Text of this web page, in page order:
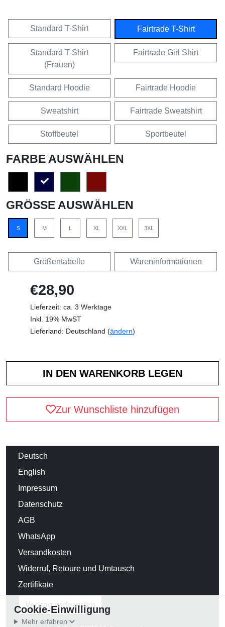
Standard T-Shirt Fairtrade T-Shirt
Standard T-Shirt
(Frauen)
Fairtrade Girl Shirt
Standard Hoodie Fairtrade Hoodie
Sweatshirt Fairtrade Sweatshirt
Stoffbeutel Sportbeutel
FARBE AUSWÄHLEN
GRÖSSE AUSWÄHLEN
S M XL XXL 3XL
Größentabelle Wareninformationen
€28,90
Lieferzeit: ca. 3 Werktage
Inkl. 19% MwST
Lieferland: Deutschland (ändern)
Zur Wunschliste hinzufügen
Deutsch
English
Impressum
Datenschutz
AGB
WhatsApp
Versandkosten
Widerruf, Retoure und Umtausch
Zertifikate
Vertrag widerrufen
Cookie-Einwilligung
Mehr erfahren